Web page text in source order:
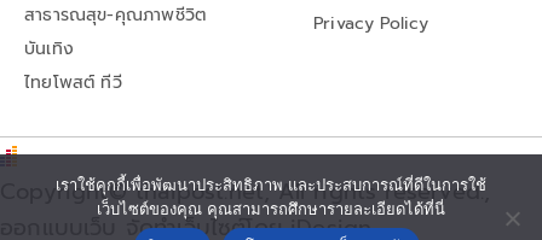
สาธารณสุข-คุณภาพชีวิต
บันเทิง
ไทยโพสต์ ทีวี
Privacy Policy
Copyright© thaipost.net, All rights reserved.,
ออกแบบเว็บ จัดทำเว็บไซต์โดย iDesign
เราใช้คุกกี้เพื่อพัฒนาประสิทธิภาพ และประสบการณ์ที่ดีในการใช้
เว็บไซต์ของคุณ คุณสามารถศึกษารายละเอียดได้ที่นี่